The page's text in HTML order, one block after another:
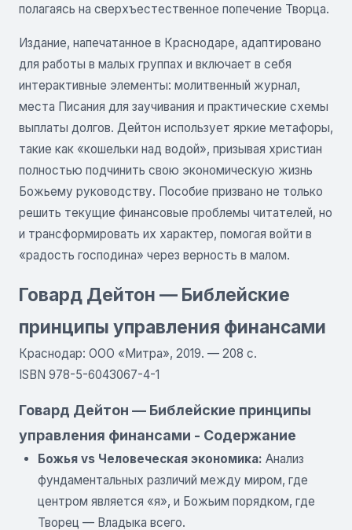
полагаясь на сверхъестественное попечение Творца.
Издание, напечатанное в Краснодаре, адаптировано
для работы в малых группах и включает в себя
интерактивные элементы: молитвенный журнал,
места Писания для заучивания и практические схемы
выплаты долгов. Дейтон использует яркие метафоры,
такие как «кошельки над водой», призывая христиан
полностью подчинить свою экономическую жизнь
Божьему руководству. Пособие призвано не только
решить текущие финансовые проблемы читателей, но
и трансформировать их характер, помогая войти в
«радость господина» через верность в малом.
Говард Дейтон — Библейские
принципы управления финансами
Краснодар: ООО «Митра», 2019. — 208 с.
ISBN 978-5-6043067-4-1
Говард Дейтон — Библейские принципы
управления финансами - Содержание
Божья vs Человеческая экономика: Анализ
фундаментальных различий между миром, где
центром является «я», и Божьим порядком, где
Творец — Владыка всего.